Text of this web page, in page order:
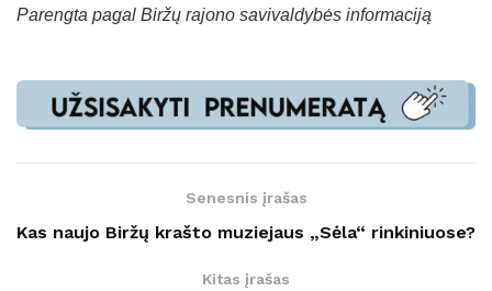
Parengta pagal Biržų rajono savivaldybės informaciją
Senesnis įrašas
Kas naujo Biržų krašto muziejaus „Sėla“ rinkiniuose?
Kitas įrašas